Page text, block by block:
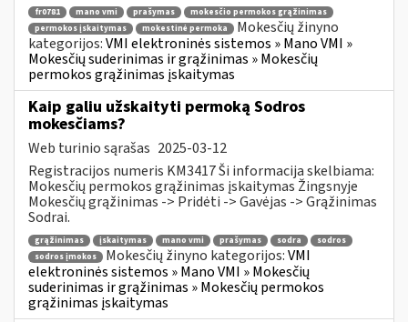
fr0781 mano vmi prašymas
mokesčio permokos grąžinimas
permokos įskaitymas
mokestinė permoka
Mokesčių žinyno
kategorijos:VMI elektroninės sistemos » Mano VMI »
Mokesčių suderinimas ir grąžinimas » Mokesčių
permokos grąžinimas įskaitymas
Kaip galiu užskaityti permoką Sodros
mokesčiams?
Web turinio sąrašas 2025-03-12
Registracijos numeris KM3417 Ši informacija skelbiama:
Mokesčių permokos grąžinimas įskaitymas Žingsnyje
Mokesčių grąžinimas -> Pridėti -> Gavėjas -> Grąžinimas
Sodrai.
grąžinimas įskaitymas mano vmi prašymas sodra
sodros
sodros įmokos
Mokesčių žinyno kategorijos:VMI
elektroninės sistemos » Mano VMI » Mokesčių
suderinimas ir grąžinimas » Mokesčių permokos
grąžinimas įskaitymas